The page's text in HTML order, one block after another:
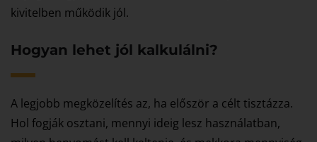
kivitelben működik jól.
Hogyan lehet jól kalkulálni?
A legjobb megközelítés az, ha először a célt tisztázza.
Hol fogják osztani, mennyi ideig lesz használatban,